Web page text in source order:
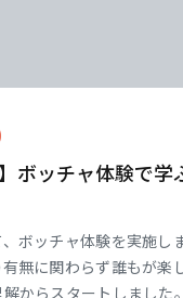
ボッチャ体験で
、ボッチャ体験を実施
無に関わらず誰もが
からスタートしまし